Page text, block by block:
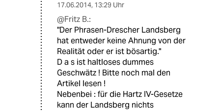
17.06.2014, 13:29 Uhr
@Fritz B.:
"Der Phrasen-Drescher Landsberg
hat entweder keine Ahnung von der
Realität oder er ist bösartig."
D a s ist haltloses dummes
Geschwätz ! Bitte noch mal den
Artikel lesen !
Nebenbei : für die Hartz IV-Gesetze
kann der Landsberg nichts